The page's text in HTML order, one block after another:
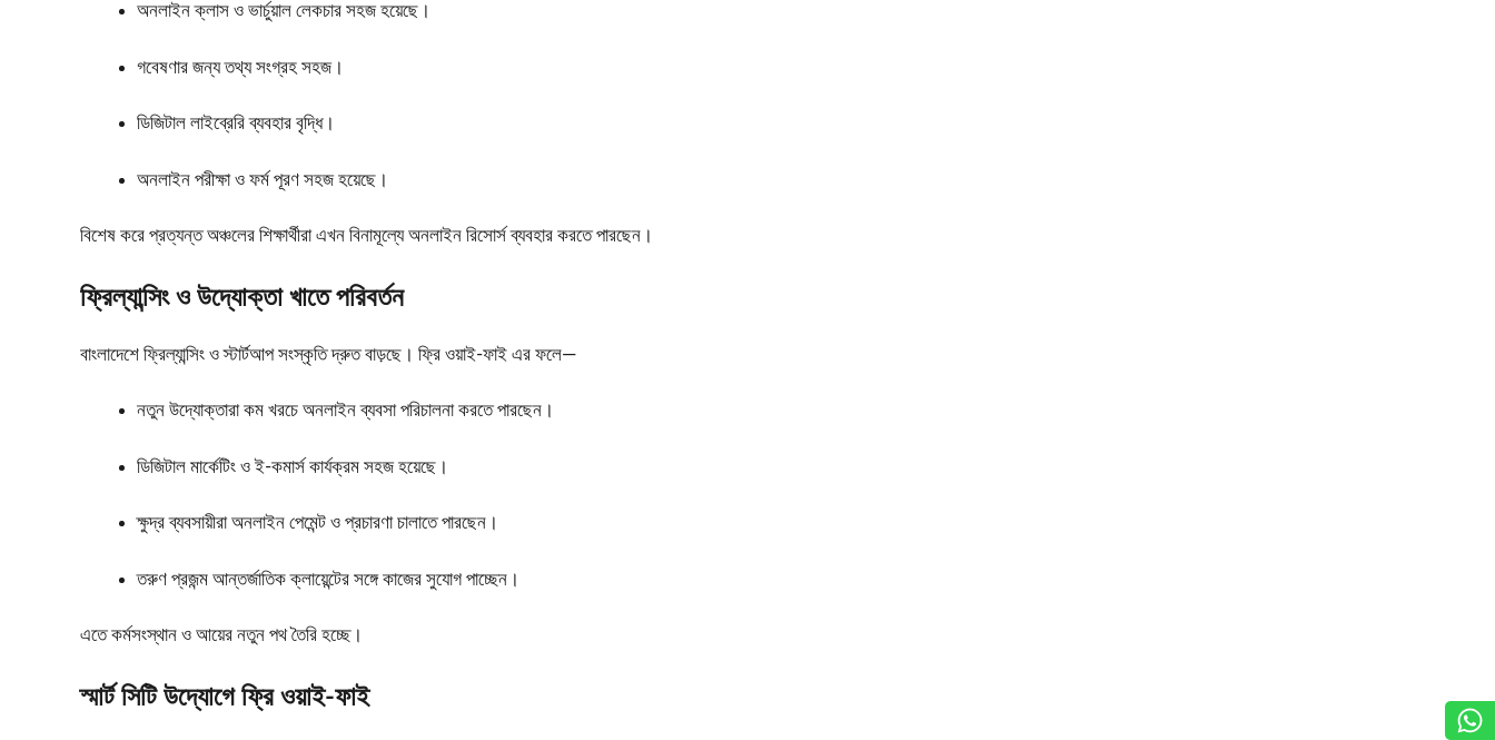
অনলাইন ক্লাস ও ভার্চুয়াল লেকচার সহজ হয়েছে।
গবেষণার জন্য তথ্য সংগ্রহ সহজ।
ডিজিটাল লাইব্রেরি ব্যবহার বৃদ্ধি।
অনলাইন পরীক্ষা ও ফর্ম পূরণ সহজ হয়েছে।
বিশেষ করে প্রত্যন্ত অঞ্চলের শিক্ষার্থীরা এখন বিনামূল্যে অনলাইন রিসোর্স ব্যবহার করতে পারছেন।
ফ্রিল্যান্সিং ও উদ্যোক্তা খাতে পরিবর্তন
বাংলাদেশে ফ্রিল্যান্সিং ও স্টার্টআপ সংস্কৃতি দ্রুত বাড়ছে। ফ্রি ওয়াই-ফাই এর ফলে—
নতুন উদ্যোক্তারা কম খরচে অনলাইন ব্যবসা পরিচালনা করতে পারছেন।
ডিজিটাল মার্কেটিং ও ই-কমার্স কার্যক্রম সহজ হয়েছে।
ক্ষুদ্র ব্যবসায়ীরা অনলাইন পেমেন্ট ও প্রচারণা চালাতে পারছেন।
তরুণ প্রজন্ম আন্তর্জাতিক ক্লায়েন্টের সঙ্গে কাজের সুযোগ পাচ্ছেন।
এতে কর্মসংস্থান ও আয়ের নতুন পথ তৈরি হচ্ছে।
স্মার্ট সিটি উদ্যোগে ফ্রি ওয়াই-ফাই